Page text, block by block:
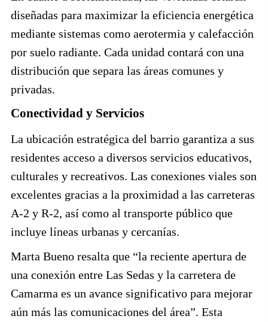
diseñadas para maximizar la eficiencia energética
mediante sistemas como aerotermia y calefacción
por suelo radiante. Cada unidad contará con una
distribución que separa las áreas comunes y
privadas.
Conectividad y Servicios
La ubicación estratégica del barrio garantiza a sus
residentes acceso a diversos servicios educativos,
culturales y recreativos. Las conexiones viales son
excelentes gracias a la proximidad a las carreteras
A-2 y R-2, así como al transporte público que
incluye líneas urbanas y cercanías.
Marta Bueno resalta que “la reciente apertura de
una conexión entre Las Sedas y la carretera de
Camarma es un avance significativo para mejorar
aún más las comunicaciones del área”. Esta